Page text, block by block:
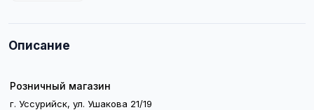
Описание
Розничный магазин
г. Уссурийск, ул. Ушакова 21/19